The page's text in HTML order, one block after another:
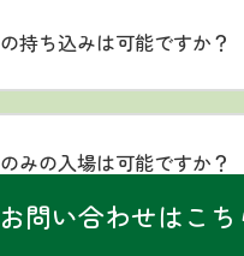
問い合わせはこ
持ち込みは可能ですか？
みの入場は可能ですか？